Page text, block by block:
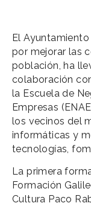
El
por mejorar las
población, ha
colaboración
la Escuela de
Empresas
los vecinos del
informáticas y
tecnologías,
La primera
Formación
Cultura Paco